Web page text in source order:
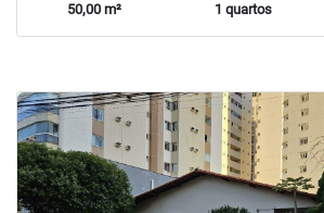
50,00 m² 1 quartos